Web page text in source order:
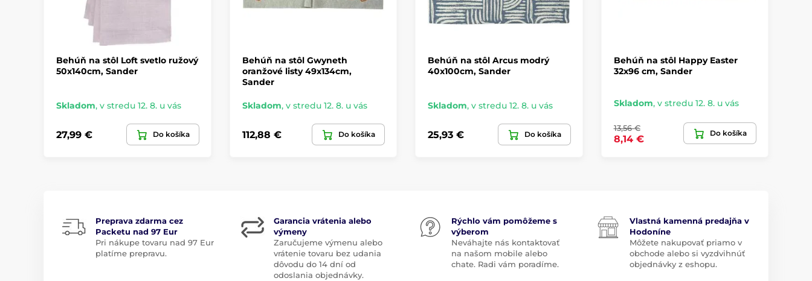
Behúň na stôl Loft svetlo ružový
50x140cm, Sander
Skladom, v stredu 12. 8. u vás
27,99 € Do košíka
Behúň na stôl Gwyneth
oranžové listy 49x134cm,
Sander
Skladom, v stredu 12. 8. u vás
112,88 € Do košíka
Behúň na stôl Arcus modrý
40x100cm, Sander
Skladom, v stredu 12. 8. u vás
25,93 € Do košíka
Behúň na stôl Happy Easter
32x96 cm, Sander
Skladom, v stredu 12. 8. u vás
13,56 €
8,14 €
Do košíka
Preprava zdarma cez
Packetu nad 97 Eur
Pri nákupe tovaru nad 97 Eur
platíme prepravu.
Garancia vrátenia alebo
výmeny
Zaručujeme výmenu alebo
vrátenie tovaru bez udania
dôvodu do 14 dní od
odoslania objednávky.
Rýchlo vám pomôžeme s
výberom
Neváhajte nás kontaktovať
na našom mobile alebo
chate. Radi vám poradíme.
Vlastná kamenná predajňa v
Hodoníne
Môžete nakupovať priamo v
obchode alebo si vyzdvihnúť
objednávky z eshopu.